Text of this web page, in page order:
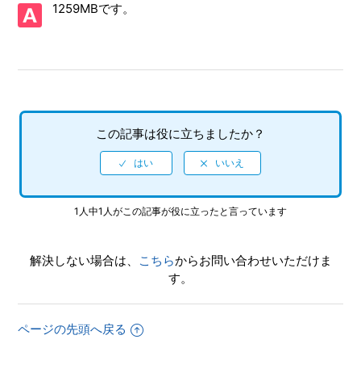
【PSP/J.LEAGUE プロサッカークラブをつくろう！8 EURO
PLUS】「初期クラブ解雇」とは何か
PLUS】エディット選手は何名まで自クラブに入団させるこ
とができるのか
【PSP/J.LEAGUE プロサッカークラブをつくろう！8 EURO
PLUS】エンディング後は新要素が追加されるのか
PLUS】クラブオーナーと公約、解雇条件を決めていないの
【PSP/J.LEAGUE プロサッカークラブをつくろう！8 EURO
PLUS】ゲームに収録されている選手で、獲得できない選手
1259MBです。
この記事は役に立ちましたか？
1人中1人がこの記事が役に立ったと言っています
解決しない場合は、 こちらからお問い合わせいただけま
す。
ページの先頭へ戻る